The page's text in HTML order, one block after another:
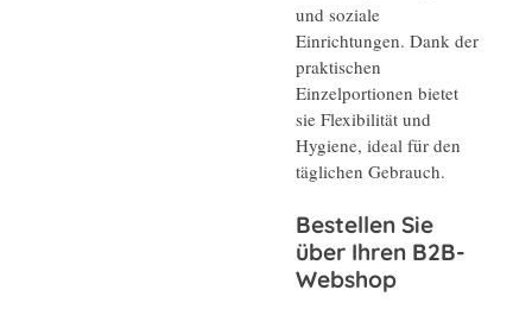
und soziale
Einrichtungen. Dank der
praktischen
Einzelportionen bietet
sie Flexibilität und
Hygiene, ideal für den
täglichen Gebrauch.
Bestellen Sie
über Ihren B2B-
Webshop